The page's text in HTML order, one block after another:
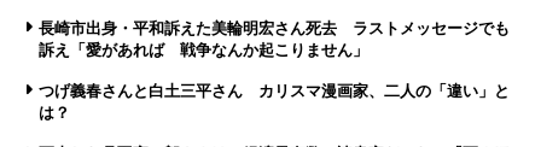
長崎市出身・平和訴えた美輪明宏さん死去 ラストメッセージでも
訴え「愛があれば 戦争なんか起こりません」
つげ義春さんと白土三平さん カリスマ漫画家、二人の「違い」と
は？